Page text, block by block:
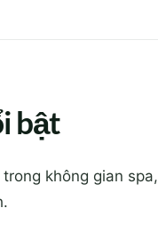
bật
không gian spa,